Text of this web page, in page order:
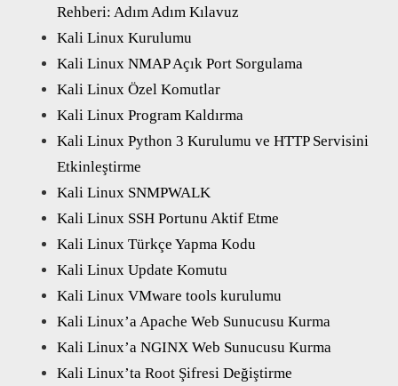
Rehberi: Adım Adım Kılavuz
Kali Linux Kurulumu
Kali Linux NMAP Açık Port Sorgulama
Kali Linux Özel Komutlar
Kali Linux Program Kaldırma
Kali Linux Python 3 Kurulumu ve HTTP Servisini
Etkinleştirme
Kali Linux SNMPWALK
Kali Linux SSH Portunu Aktif Etme
Kali Linux Türkçe Yapma Kodu
Kali Linux Update Komutu
Kali Linux VMware tools kurulumu
Kali Linux’a Apache Web Sunucusu Kurma
Kali Linux’a NGINX Web Sunucusu Kurma
Kali Linux’ta Root Şifresi Değiştirme